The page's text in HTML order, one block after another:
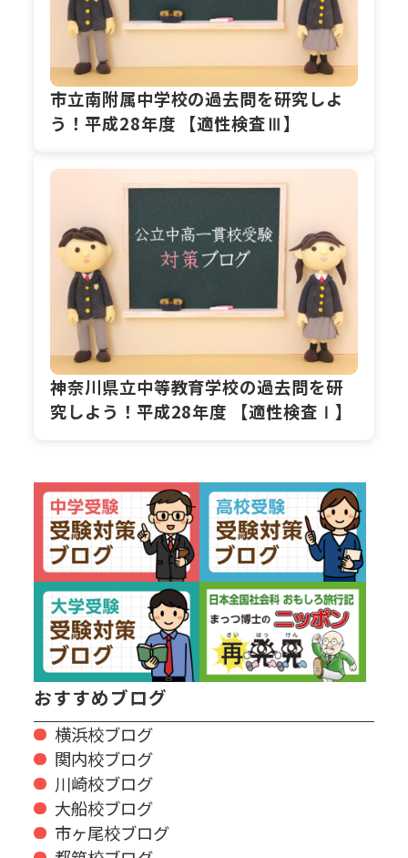
市立南附属中学校の過去問を研究しよ
う！平成28年度 【適性検査Ⅲ】
神奈川県立中等教育学校の過去問を研
究しよう！平成28年度 【適性検査Ⅰ】
おすすめブログ
横浜校ブログ
関内校ブログ
川崎校ブログ
大船校ブログ
市ヶ尾校ブログ